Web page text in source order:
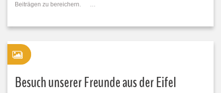
Beiträgen zu bereichern. …
Besuch unserer Freunde aus der Eifel